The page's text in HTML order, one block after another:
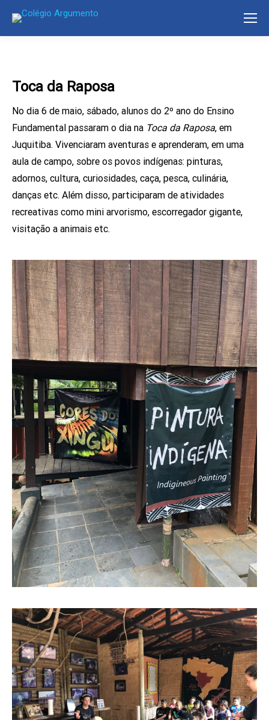
Toca da Raposa
No dia 6 de maio, sábado, alunos do 2º ano do Ensino
Fundamental passaram o dia na Toca da Raposa, em
Juquitiba. Vivenciaram aventuras e aprenderam, em uma
aula de campo, sobre os povos indígenas: pinturas,
adornos, cultura, curiosidades, caça, pesca, culinária,
danças etc. Além disso, participaram de atividades
recreativas como mini arvorismo, escorregador gigante,
visitação a animais etc.